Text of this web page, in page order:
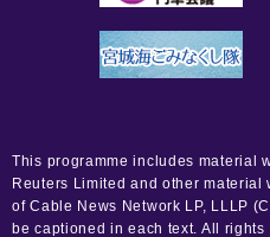
This programme includes material
Reuters Limited and other material
of Cable News Network LP, LLLP
be captioned in each text. All rights